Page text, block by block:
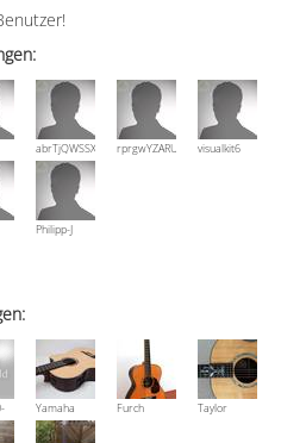
abrTjQWSSXuVznPolErprgwYZARUTZQyCWESpD
visualkit6
Philipp-J
Yamaha
NCX 900 R
Furch
Taylor